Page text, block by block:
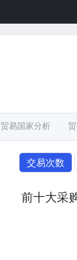
贸易国家分析
交易次数
前十大采